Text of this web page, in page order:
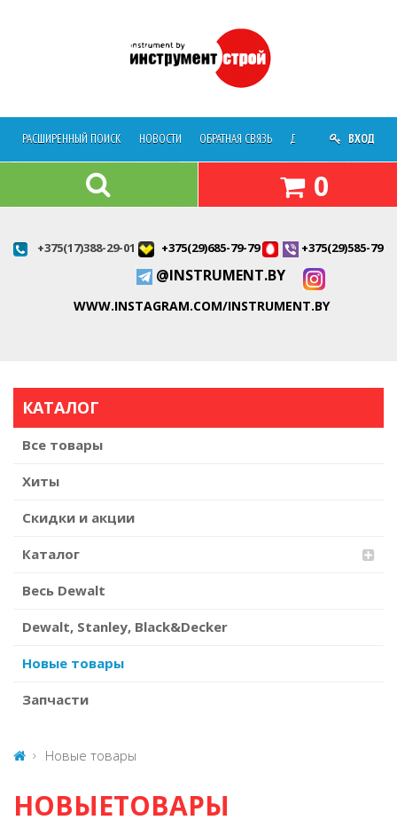
РАСШИРЕННЫЙ ПОИСК НОВОСТИ ОБРАТНАЯ СВЯЗЬ ДОСТАВКА О
ВХОД
0
+375(17)388-29-01 +375(29)685-79-79 +375(29)585-79-
@INSTRUMENT.BY
WWW.INSTAGRAM.COM/INSTRUMENT.BY
КАТАЛОГ
Все товары
Хиты
Скидки и акции
Каталог
Весь Dewalt
Dewalt, Stanley, Black&Decker
Новые товары
Запчасти
Новые товары
НОВЫЕТОВАРЫ